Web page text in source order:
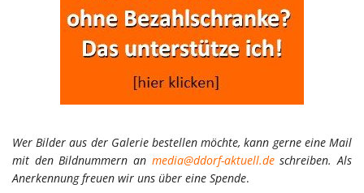
Wer Bilder aus der Galerie bestellen möchte, kann gerne eine Mail
mit den Bildnummern an media@ddorf-aktuell.deschreiben. Als
Anerkennung freuen wir uns über eine Spende.